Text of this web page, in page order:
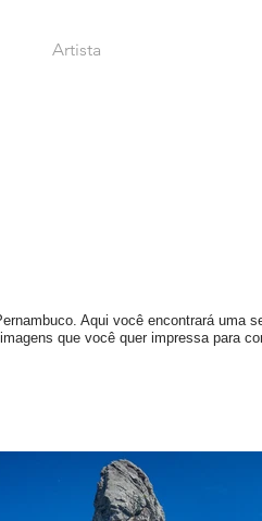
Artista
Aqui você encontrará uma
que você quer impressa para